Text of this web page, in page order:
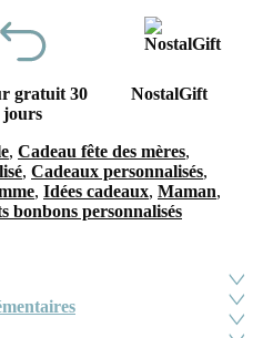
gratuit 30
jours
NostalGift
, Cadeau fête des mères,
, Cadeaux personnalisés,
, Idées cadeaux, Maman,
bonbons personnalisés